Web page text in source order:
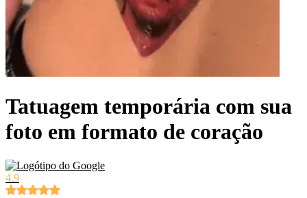
Tatuagem temporária com sua
foto em formato de coração
4.9